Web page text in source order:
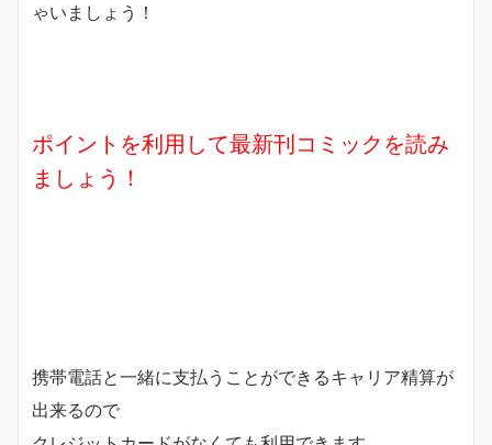
ゃいましょう！
ポイントを利用して最新刊コミックを読み
ましょう！
携帯電話と一緒に支払うことができるキャリア精算が
出来るので